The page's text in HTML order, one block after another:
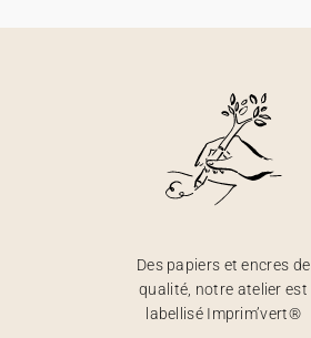
Des papiers et encres de
qualité, notre atelier est
labellisé Imprim’vert®